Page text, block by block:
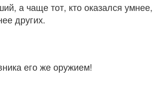
а чаще тот, кто оказался умнее,
других.
его же оружием!